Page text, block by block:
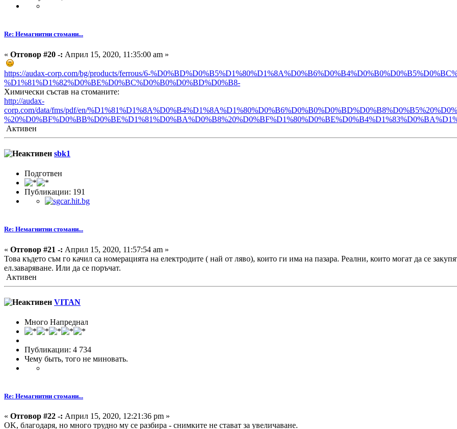
Re: Немагнитни стомани...
« Отговор #20 -: Април 15, 2020, 11:35:00 am »
https://audax-corp.com/bg/products/ferrous/6-
%D1%81%D1%82%D0%BE%D0%BC%D0%B0%D0%BD%D0%B8-
Химически състав на стоманите:
http://audax-
corp.com/data/fms/pdf/en/
Активен
sbk1
Подготвен
Публикации: 191
Re: Немагнитни стомани...
« Отговор #21 -: Април 15, 2020, 11:57:54 am »
Това където съм го качил са номерацията на електродите ( най от ляво), които ги има на пазара. Реални, които могат да се
ел.заваряване. Или да се поръчат.
Активен
VITAN
Много Напреднал
Публикации: 4 734
Чему быть, того не миновать.
Re: Немагнитни стомани...
« Отговор #22 -: Април 15, 2020, 12:21:36 pm »
OK, благодаря, но много трудно му се разбира - снимките не стават за увеличаване.